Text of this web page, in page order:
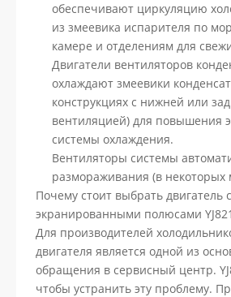
обеспечивают циркуляцию
из змеевика испарителя по
камере и отделениям для
Двигатели вентиляторов
охлаждают змеевики
конструкциях с нижней или
вентиляцией) для повышения
системы охлаждения.
Вентиляторы системы
размораживания (в некоторых
Почему стоит выбрать двигатель с
экранированными полюсами
Для производителей
двигателя является одной из
обращения в сервисный центр.
чтобы устранить эту проблему.